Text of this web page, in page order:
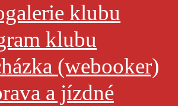
klubu
klubu
(webooker)
a jízdné